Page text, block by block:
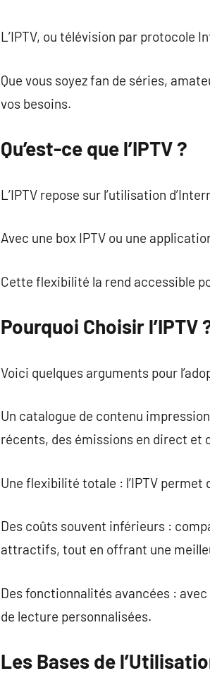
L’IPTV, ou télévision par protocole
Que vous soyez fan de séries,
vos besoins.
Qu’est-ce que l’IPTV ?
L’IPTV repose sur l’utilisation
Avec une box IPTV ou une
Cette flexibilité la rend accessible
Pourquoi Choisir l’IPTV
Voici quelques arguments pour
Un catalogue de contenu
récents, des émissions en direct et
Une flexibilité totale : l’IPTV
Des coûts souvent inférieurs :
attractifs, tout en offrant une
Des fonctionnalités avancées :
de lecture personnalisées.
Les Bases de